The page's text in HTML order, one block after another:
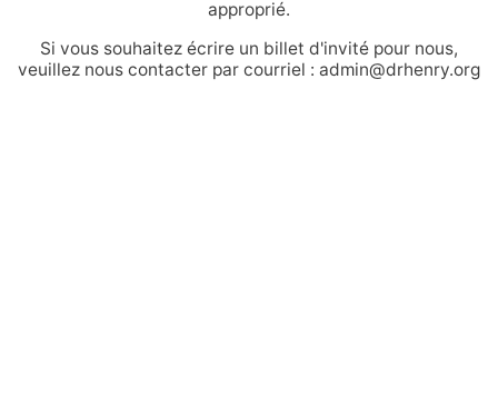
approprié.
Si vous souhaitez écrire un billet d'invité pour nous,
veuillez nous contacter par courriel : admin@drhenry.org